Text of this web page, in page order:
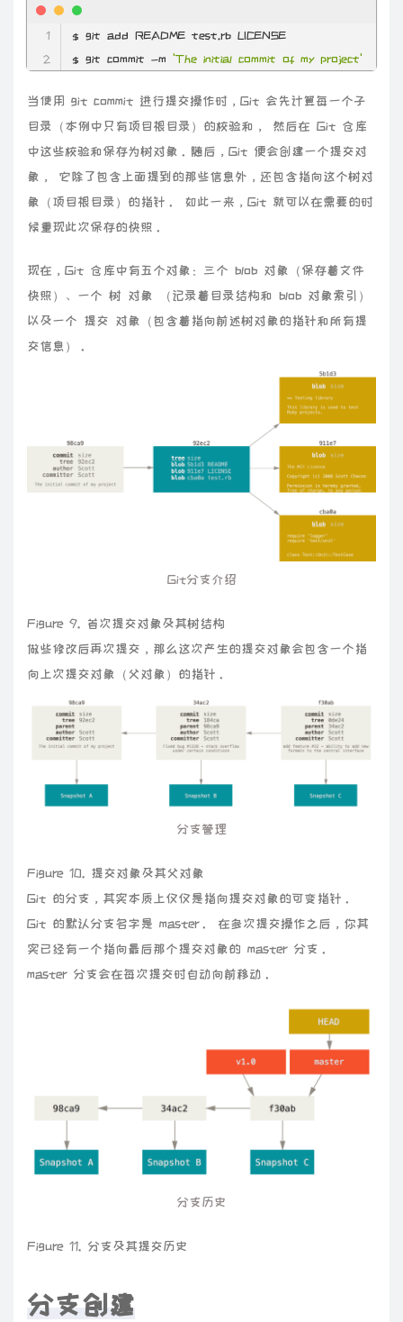
$ git add README test.rb LICENSE
$ git commit -m 'The initial commit of my project'
当使用 git commit 进行提交操作时，Git 会先计算每一个子
目录（本例中只有项目根目录）的校验和， 然后在 Git 仓库
中这些校验和保存为树对象。随后，Git 便会创建一个提交对
象， 它除了包含上面提到的那些信息外，还包含指向这个树对
象（项目根目录）的指针。 如此一来，Git 就可以在需要的时
候重现此次保存的快照。
现在，Git 仓库中有五个对象：三个 blob 对象（保存着文件
快照）、一个 树 对象 （记录着目录结构和 blob 对象索引）
以及一个 提交 对象（包含着指向前述树对象的指针和所有提
交信息）。
Git分支介绍
Figure 9. 首次提交对象及其树结构
做些修改后再次提交，那么这次产生的提交对象会包含一个指
向上次提交对象（父对象）的指针。
分支管理
Figure 10. 提交对象及其父对象
Git 的分支，其实本质上仅仅是指向提交对象的可变指针。
Git 的默认分支名字是 master。 在多次提交操作之后，你其
实已经有一个指向最后那个提交对象的 master 分支。
master 分支会在每次提交时自动向前移动。
分支历史
Figure 11. 分支及其提交历史
分支创建